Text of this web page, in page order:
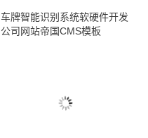
车牌智能识别系统软硬件开发
公司网站帝国CMS模板